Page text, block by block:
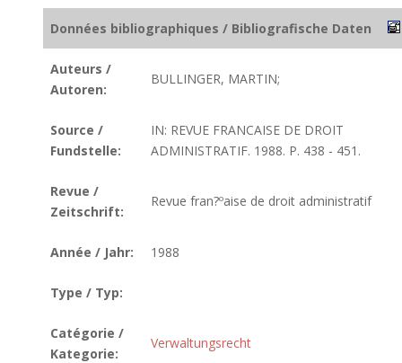
Données bibliographiques / Bibliografische Daten
Auteurs /
Autoren:
BULLINGER, MARTIN;
Source /
Fundstelle:
IN: REVUE FRANCAISE DE DROIT
ADMINISTRATIF. 1988. P. 438 - 451.
Revue /
Zeitschrift:
Revue fran?ºaise de droit administratif
Année / Jahr: 1988
Type / Typ:
Catégorie /
Kategorie:
Verwaltungsrecht